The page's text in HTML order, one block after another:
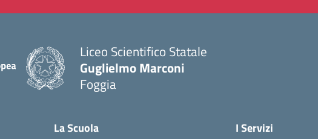
Liceo Scientifico Statale
Guglielmo Marconi
Foggia
La Scuola I Servizi